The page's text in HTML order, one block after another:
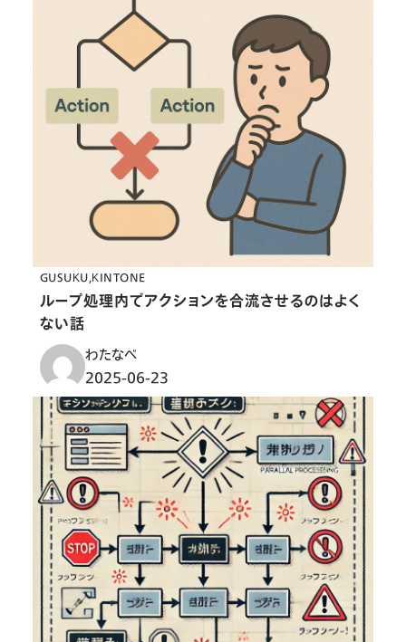
GUSUKU KINTONE
ループ処理内でアクションを合流させるのはよく
ない話
わたなべ
2025-06-23